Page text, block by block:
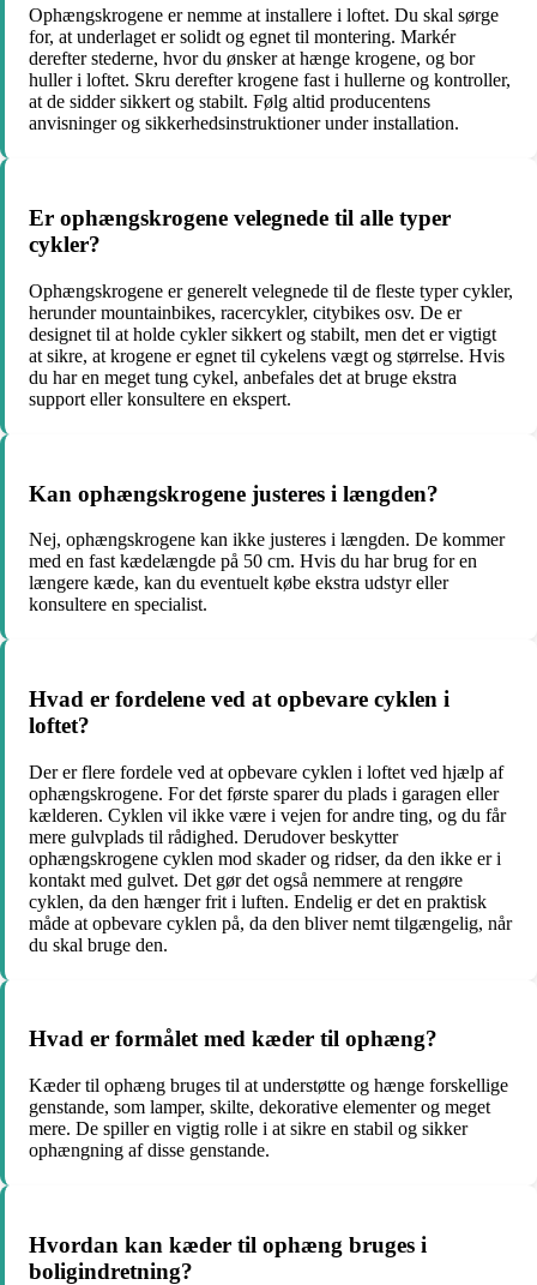
Ophængskrogene er nemme at installere i loftet. Du skal sørge
for, at underlaget er solidt og egnet til montering. Markér
derefter stederne, hvor du ønsker at hænge krogene, og bor
huller i loftet. Skru derefter krogene fast i hullerne og kontroller,
at de sidder sikkert og stabilt. Følg altid producentens
anvisninger og sikkerhedsinstruktioner under installation.
Er ophængskrogene velegnede til alle typer
cykler?
Ophængskrogene er generelt velegnede til de fleste typer cykler,
herunder mountainbikes, racercykler, citybikes osv. De er
designet til at holde cykler sikkert og stabilt, men det er vigtigt
at sikre, at krogene er egnet til cykelens vægt og størrelse. Hvis
du har en meget tung cykel, anbefales det at bruge ekstra
support eller konsultere en ekspert.
Kan ophængskrogene justeres i længden?
Nej, ophængskrogene kan ikke justeres i længden. De kommer
med en fast kædelængde på 50 cm. Hvis du har brug for en
længere kæde, kan du eventuelt købe ekstra udstyr eller
konsultere en specialist.
Hvad er fordelene ved at opbevare cyklen i
loftet?
Der er flere fordele ved at opbevare cyklen i loftet ved hjælp af
ophængskrogene. For det første sparer du plads i garagen eller
kælderen. Cyklen vil ikke være i vejen for andre ting, og du får
mere gulvplads til rådighed. Derudover beskytter
ophængskrogene cyklen mod skader og ridser, da den ikke er i
kontakt med gulvet. Det gør det også nemmere at rengøre
cyklen, da den hænger frit i luften. Endelig er det en praktisk
måde at opbevare cyklen på, da den bliver nemt tilgængelig, når
du skal bruge den.
Hvad er formålet med kæder til ophæng?
Kæder til ophæng bruges til at understøtte og hænge forskellige
genstande, som lamper, skilte, dekorative elementer og meget
mere. De spiller en vigtig rolle i at sikre en stabil og sikker
ophængning af disse genstande.
Hvordan kan kæder til ophæng bruges i
boligindretning?